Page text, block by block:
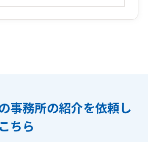
事務所の紹介を依頼し
ちら